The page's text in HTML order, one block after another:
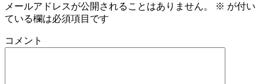
メールアドレスが公開されることはありません。 ※ が付い
ている欄は必須項目です
コメント